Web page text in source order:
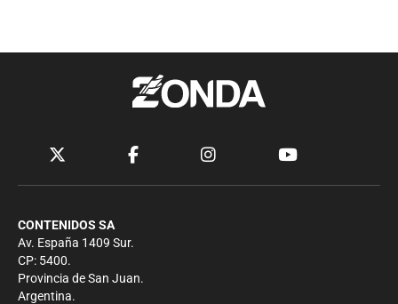
CONTENIDOS SA
Av. España 1409 Sur.
CP: 5400.
Provincia de San Juan.
Argentina.